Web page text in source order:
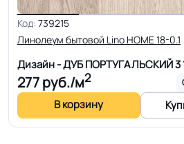
коллекции
0.40 мм
Допуск изменения
рабочего слоя
+-10% мкм
Код: 739215
Линолеум бытовой Lino HOME 18-0.1
Дизайн - ДУБ ПОРТУГАЛЬСКИЙ 3
277руб./м2
В корзину